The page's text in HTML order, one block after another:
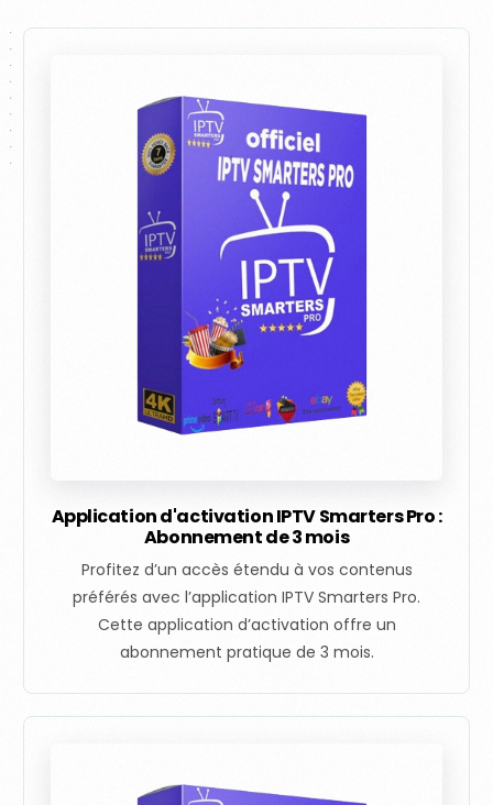
Application d'activation IPTV Smarters Pro :
Abonnement de 3 mois
Profitez d’un accès étendu à vos contenus
préférés avec l’application IPTV Smarters Pro.
Cette application d’activation offre un
abonnement pratique de 3 mois.